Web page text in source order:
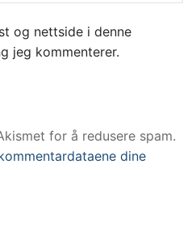
og nettside i denne
jeg kommenterer.
for å redusere spam.
dine